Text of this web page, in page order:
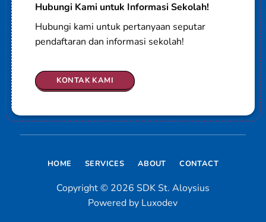
Hubungi Kami untuk Informasi Sekolah!
Hubungi kami untuk pertanyaan seputar
pendaftaran dan informasi sekolah!
KONTAK KAMI
Copyright © 2026 SDK St. Aloysius
Powered by Luxodev
HOME SERVICES ABOUT CONTACT